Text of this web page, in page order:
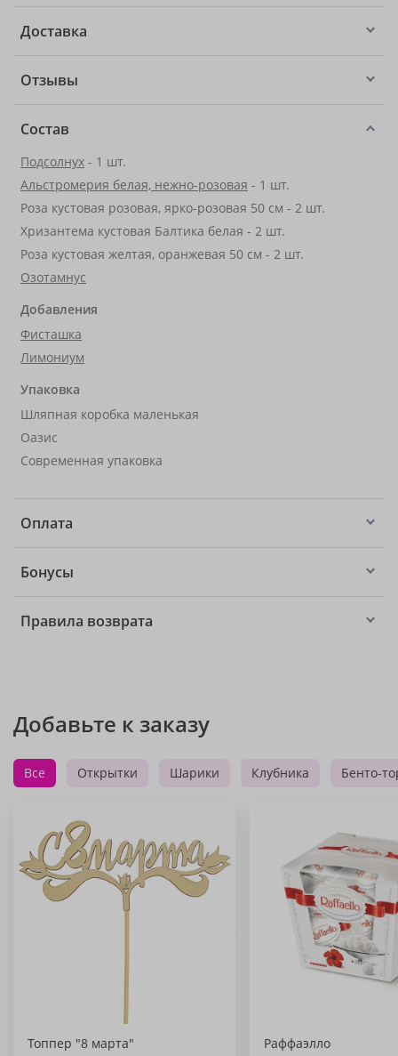
Доставка
Отзывы
Состав
Подсолнух - 1 шт.
Альстромерия белая, нежно-розовая - 1 шт.
Роза кустовая розовая, ярко-розовая 50 см - 2 шт.
Хризантема кустовая Балтика белая - 2 шт.
Роза кустовая желтая, оранжевая 50 см - 2 шт.
Озотамнус
Добавления
Фисташка
Лимониум
Упаковка
Шляпная коробка маленькая
Оазис
Современная упаковка
Оплата
Бонусы
Правила возврата
Добавьте к заказу
Все Открытки Шарики Клубника Бенто-
Топпер "8 марта" Раффаэлло